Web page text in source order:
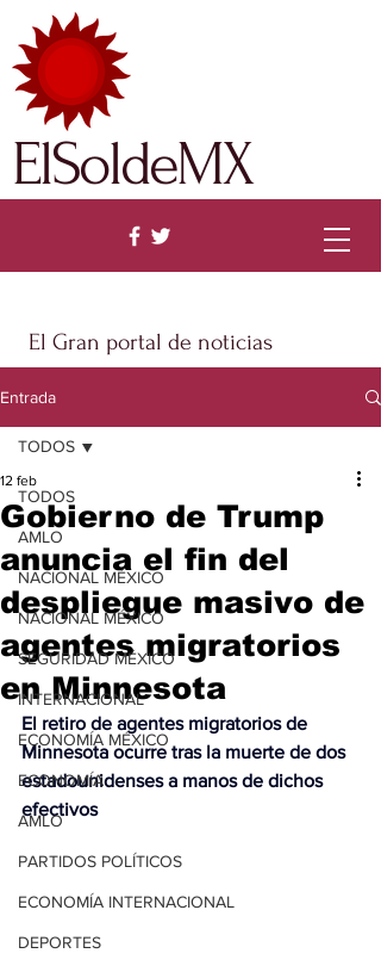
El Gran portal de noticias
ElSoldeMX
Entrada
TODOS
AMLO
NACIONAL MÉXICO
NACIONAL MÉXICO
SEGURIDAD MÉXICO
INTERNACIONAL
ECONOMÍA MÉXICO
ECONOMÍA
AMLO
PARTIDOS POLÍTICOS
ECONOMÍA INTERNACIONAL
DEPORTES
TODOS
Gobierno de Trump
anuncia el fin del
despliegue masivo de
agentes migratorios
en Minnesota
12 feb
El retiro de agentes migratorios de
Minnesota ocurre tras la muerte de dos
estadounidenses a manos de dichos
efectivos